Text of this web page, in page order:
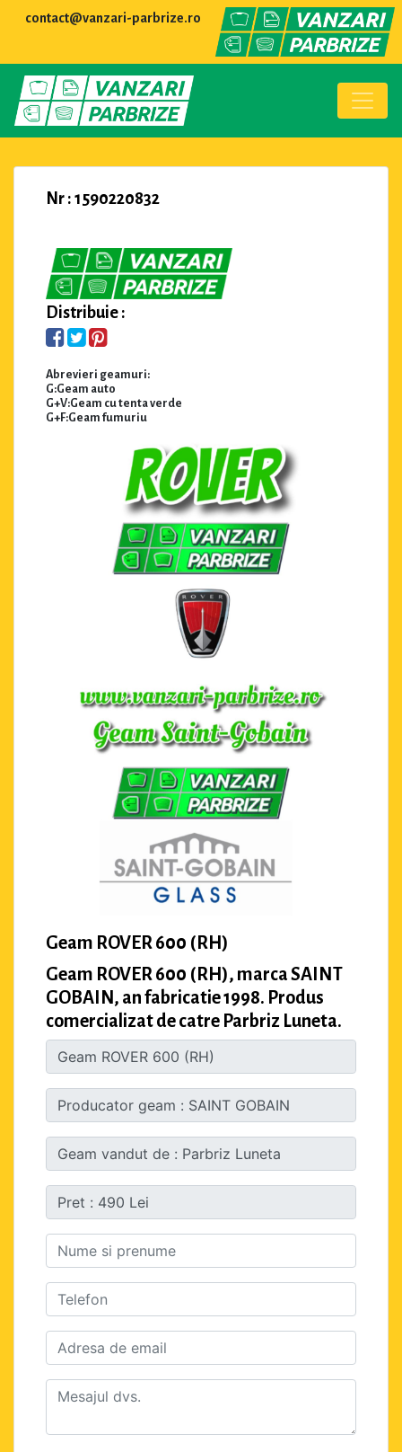
contact@vanzari-parbrize.ro
Nr : 1590220832
Distribuie :
Abrevieri geamuri:
G:Geam auto
G+V:Geam cu tenta verde
G+F:Geam fumuriu
Geam ROVER 600 (RH)
Geam ROVER 600 (RH), marca SAINT
GOBAIN, an fabricatie 1998. Produs
comercializat de catre Parbriz Luneta.